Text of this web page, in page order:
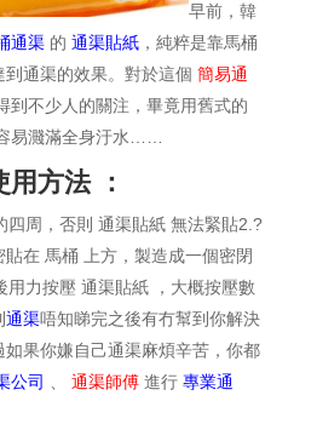
早前，韓
通渠的 通渠貼紙，純粹是靠馬桶
到通渠的效果。對於這個 簡易通
到不少人的關注，畢竟用舊式的
易濺滿全身汙水……
方法 ：
四周，否則 通渠貼紙 無法緊貼2.?
貼在 馬桶 上方，製造成一個密閉
用力按壓 通渠貼紙 ，大概按壓數
通渠唔知睇完之後有冇幫到你解決
如果你嫌自己通渠麻煩辛苦，你都
公司 通渠師傅進行 專業通